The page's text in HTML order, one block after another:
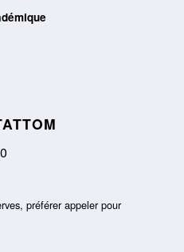
préférer appeler pour